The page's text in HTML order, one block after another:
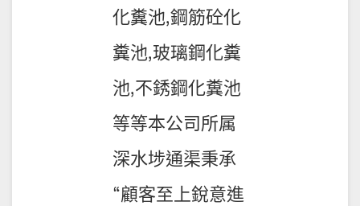
化糞池,鋼筋砼化
糞池,玻璃鋼化糞
池,不銹鋼化糞池
等等本公司所属
深水埗通渠秉承
“顧客至上銳意進